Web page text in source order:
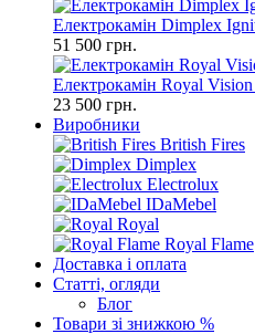
Електрокамін Dimplex
51 500 грн.
Електрокамін Royal
23 500 грн.
Виробники
British Fires
Dimplex
Electrolux
IDaMebel
Royal
Royal Flame
Доставка і оплата
Статті, огляди
Блог
Товари зі знижкою %